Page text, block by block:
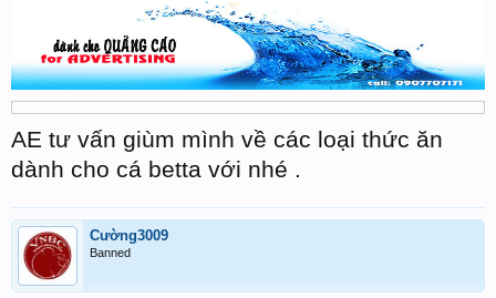
AE tư vấn giùm mình về các loại thức ăn
dành cho cá betta với nhé .
Cường3009
Banned